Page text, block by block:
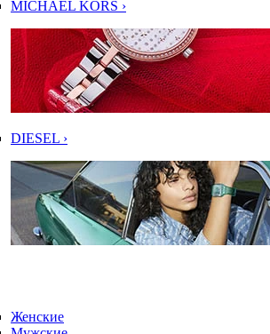
MICHAEL KORS ›
DIESEL ›
Женские